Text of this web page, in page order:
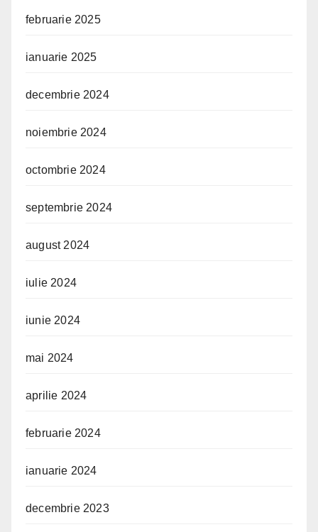
februarie 2025
ianuarie 2025
decembrie 2024
noiembrie 2024
octombrie 2024
septembrie 2024
august 2024
iulie 2024
iunie 2024
mai 2024
aprilie 2024
februarie 2024
ianuarie 2024
decembrie 2023